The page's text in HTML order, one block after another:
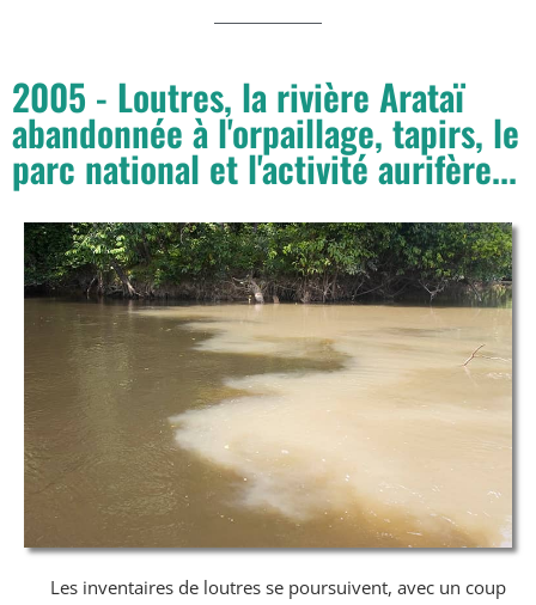
2005 - Loutres, la rivière Arataï
abandonnée à l'orpaillage, tapirs, le
parc national et l'activité aurifère...
Les inventaires de loutres se poursuivent, avec un coup